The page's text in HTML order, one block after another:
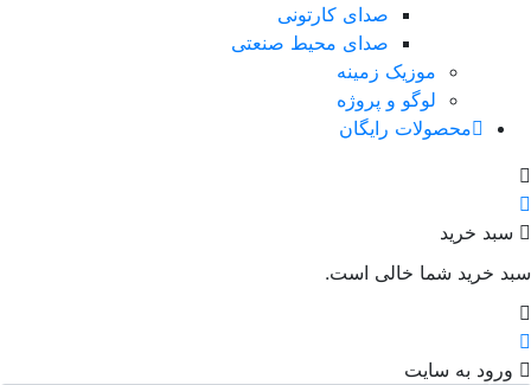
صدای کارتونی
صدای محیط صنعتی
موزیک زمینه
لوگو و پروژه
محصولات رایگان
خرید
خرید شما خالی است.
به سایت